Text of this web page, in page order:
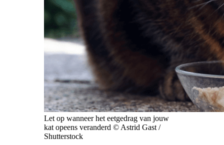
Let op wanneer het eetgedrag van jouw
kat opeens veranderd © Astrid Gast /
Shutterstock